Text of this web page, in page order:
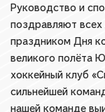
Руководство и
поздравляют
праздником Дня
великого полёта
хоккейный клуб
сильнейшей
нашей команде